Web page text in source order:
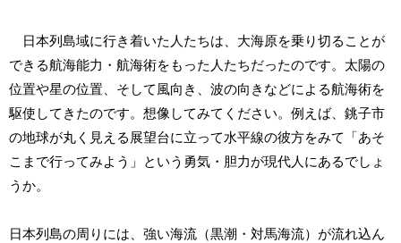
日本列島域に行き着いた人たちは、大海原を乗り切ることが
できる航海能力・航海術をもった人たちだったのです。太陽の
位置や星の位置、そして風向き、波の向きなどによる航海術を
駆使してきたのです。想像してみてください。例えば、銚子市
の地球が丸く見える展望台に立って水平線の彼方をみて「あそ
こまで行ってみよう」という勇気・胆力が現代人にあるでしょ
うか。
日本列島の周りには、強い海流（黒潮・対馬海流）が流れ込ん